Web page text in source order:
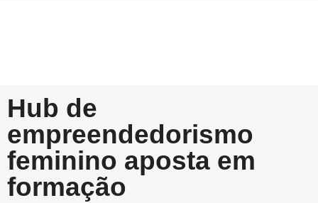
Hub de
empreendedorismo
feminino aposta em
formação